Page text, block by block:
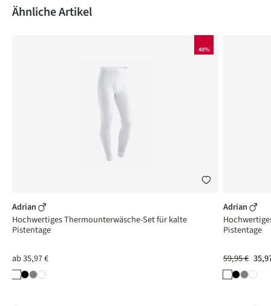
Produktgalerie überspringen
Ähnliche Artikel
40%
Adrian
Hochwertiges Thermounterwäsche-Set für kalte
Pistentage
ab35,97 €
Adrian
Pistentage
59,95 €